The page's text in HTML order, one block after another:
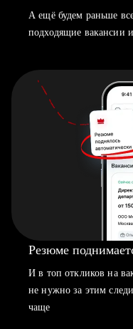
А ещё будем раньше
подходящие вакансии
Резюме
И в топ откликов на
не нужно за этим
чаще